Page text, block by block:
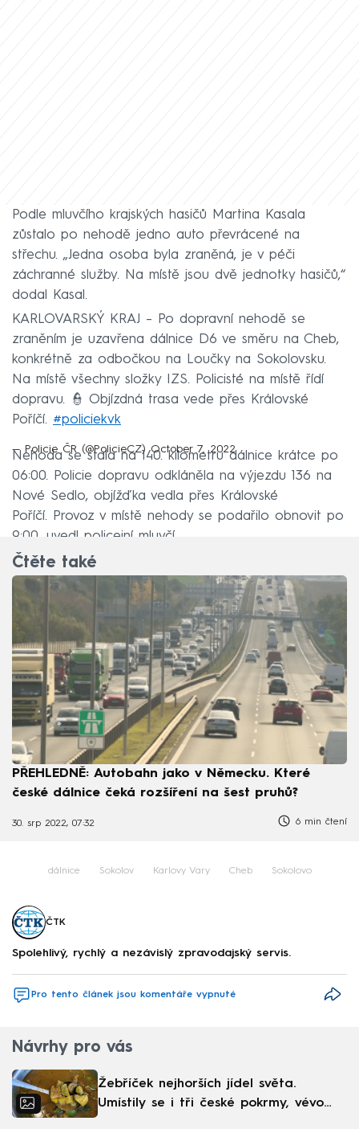
Podle mluvčího krajských hasičů Martina Kasala
zůstalo po nehodě jedno auto převrácené na
střechu. „Jedna osoba byla zraněná, je v péči
záchranné služby. Na místě jsou dvě jednotky hasičů,“
dodal Kasal.
KARLOVARSKÝ KRAJ – Po dopravní nehodě se
zraněním je uzavřena dálnice D6 ve směru na Cheb,
konkrétně za odbočkou na Loučky na Sokolovsku.
Na místě všechny složky IZS. Policisté na místě řídí
dopravu. 👮 Objízdná trasa vede přes Královské
Poříčí. #policiekvk
— Policie ČR (@PolicieCZ)October 7, 2022
Nehoda se stala na 140. kilometru dálnice krátce po
06:00. Policie dopravu odkláněla na výjezdu 136 na
Nové Sedlo, objížďka vedla přes Královské
Poříčí. Provoz v místě nehody se podařilo obnovit po
9:00, uvedl policejní mluvčí.
Čtěte také
PŘEHLEDNĚ: Autobahn jako v Německu. Které
české dálnice čeká rozšíření na šest pruhů?
30. srp 2022, 07:32 6 min čtení
dálnice Sokolov Karlovy Vary Cheb Sokolovo
ČTK
Spolehlivý, rychlý a nezávislý zpravodajský servis.
Pro tento článek jsou komentáře vypnuté
Návrhy pro vás
Žebříček nejhorších jídel světa.
Umístily se i tři české pokrmy, vévodí